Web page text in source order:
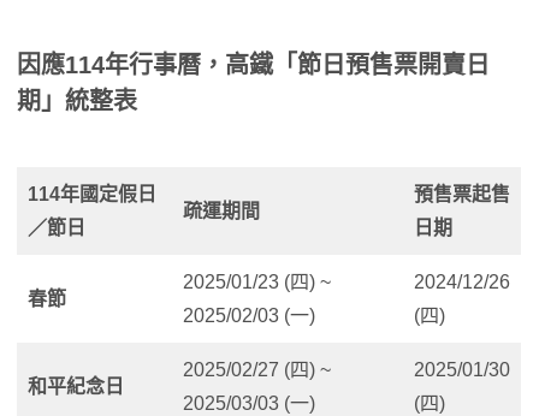
因應114年行事曆，高鐵「節日預售票開賣日
期」統整表
114年國定假日
／節日
疏運期間
預售票起售
日期
春節
2025/01/23 (四) ~
2025/02/03 (一)
2024/12/26
(四)
和平紀念日
2025/02/27 (四) ~
2025/03/03 (一)
2025/01/30
(四)